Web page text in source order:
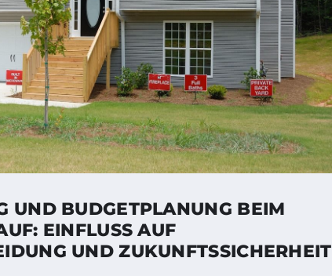
UND BUDGETPLANUNG BEIM
EINFLUSS AUF
UND ZUKUNFTSSICHERHEIT